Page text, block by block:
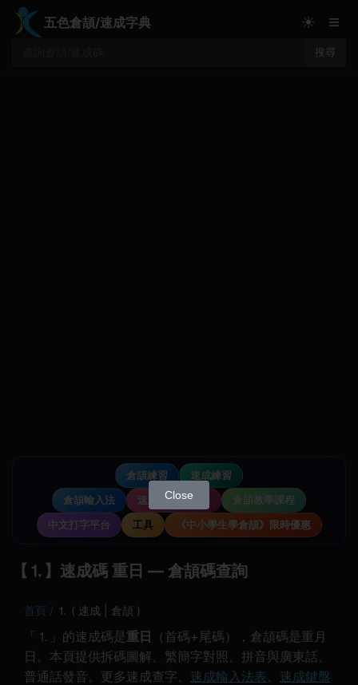
五色倉頡/速成字典
搜尋
☀ ≡
倉頡練習
速成練習
倉頡輸入法
速成輸入法教學
倉頡教學課程
中文打字平台
工具 《中小學生學倉頡》限時優惠
【⒈】速成碼 重日 — 倉頡碼查詢
首頁 ⒈ ( 速成 | 倉頡 )
「⒈」的速成碼是 重日
（首碼+尾碼），倉頡碼是重月
日。本頁提供拆碼圖解、繁簡字對照、拼音與廣東話、
普通話發音。更多速成查字、 速成輸入法表、 速成鍵盤
Close